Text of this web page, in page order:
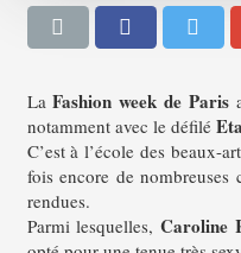
LaFashion week de Paris
notamment avec le défilé
C’est à l’école des beaux-
fois encore de nombreuses
rendues.
Parmi lesquelles, Caroline